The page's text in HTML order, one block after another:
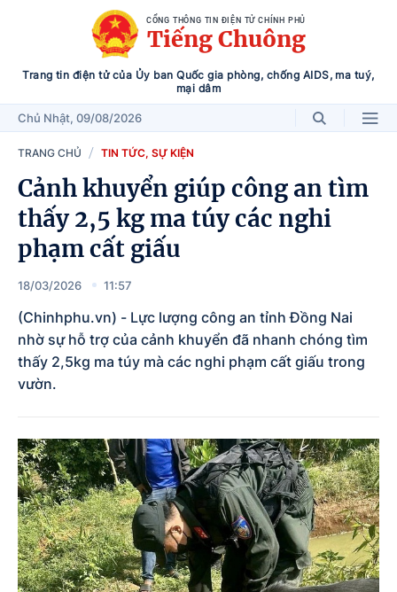
CỔNG THÔNG TIN ĐIỆN TỬ CHÍNH PHỦ
Tiếng Chuông
Trang tin điện tử của Ủy ban Quốc gia phòng, chống AIDS, ma tuý,
mại dâm
Chủ Nhật, 09/08/2026
TRANG CHỦ TIN TỨC, SỰ KIỆN
Cảnh khuyển giúp công an tìm
thấy 2,5 kg ma túy các nghi
phạm cất giấu
18/03/2026 11:57
(Chinhphu.vn) - Lực lượng công an tỉnh Đồng Nai
nhờ sự hỗ trợ của cảnh khuyển đã nhanh chóng tìm
thấy 2,5kg ma túy mà các nghi phạm cất giấu trong
vườn.